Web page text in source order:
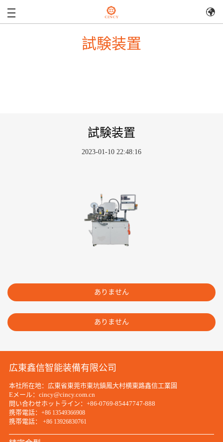
試験装置
試験装置
2023-01-10 22:48:16
ありません
ありません
広東鑫信智能装備有限公司
本社所在地：広東省東莞市東坑鎮鳳大村横東路鑫信工業園
Eメール：cincy@cincy.com.cn
問い合わせホットライン：+86-0769-85447747-888
携帯電話： +86 13549366908
携帯電話： +86 13926830761